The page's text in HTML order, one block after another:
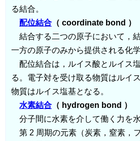
る結合。
配位結合 （ coordinate bond ）
結合する二つの原子において，
一方の原子のみから提供される化
配位結合は，ルイス酸とルイス
る。電子対を受け取る物質はルイ
物質はルイス塩基となる。
水素結合 （ hydrogen bond ）
分子間に水素を介して働く力を水
第 2 周期の元素（炭素，窒素，